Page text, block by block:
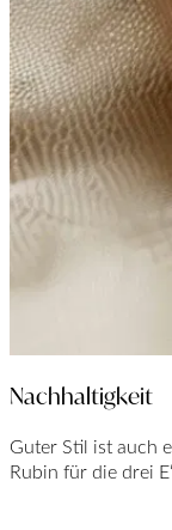
Nachhaltigkeit
Guter Stil ist auch
Rubin für die drei